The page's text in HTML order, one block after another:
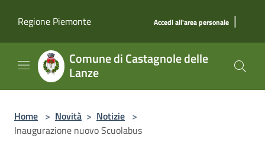
Regione Piemonte
Accedi all'area personale |
Comune di Castagnole delle
Lanze
Home > Novità > Notizie >
Inaugurazione nuovo Scuolabus